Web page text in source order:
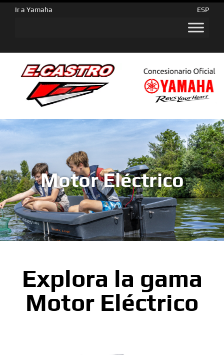
Ir a Yamaha ESP
Motor Eléctrico
Explora la gama
Motor Eléctrico